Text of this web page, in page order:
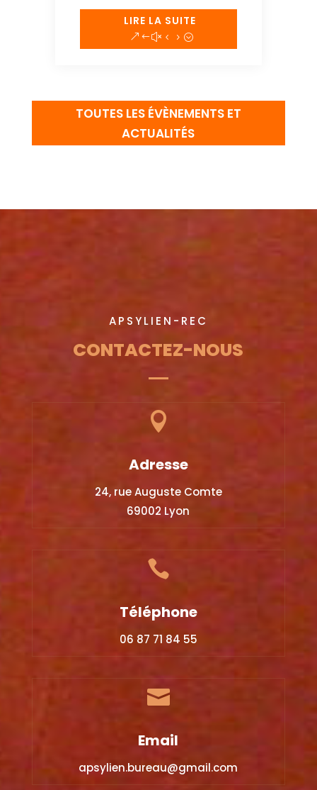
LIRE LA SUITE
TOUTES LES ÉVÈNEMENTS ET
ACTUALITÉS
APSYLIEN-REC
CONTACTEZ-NOUS

Adresse
24, rue Auguste Comte
69002 Lyon

Téléphone
06 87 71 84 55

Email
apsylien.bureau@gmail.com